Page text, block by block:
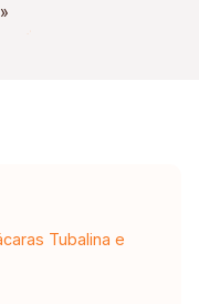
»
Tubalina e